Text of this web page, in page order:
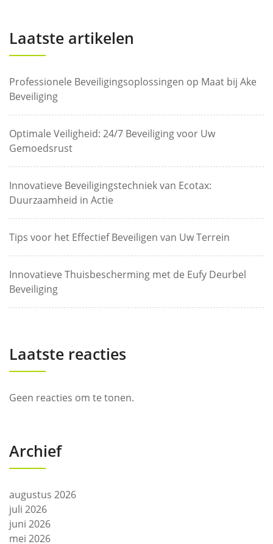
Laatste artikelen
Professionele Beveiligingsoplossingen op Maat bij Ake
Beveiliging
Optimale Veiligheid: 24/7 Beveiliging voor Uw
Gemoedsrust
Innovatieve Beveiligingstechniek van Ecotax:
Duurzaamheid in Actie
Tips voor het Effectief Beveiligen van Uw Terrein
Innovatieve Thuisbescherming met de Eufy Deurbel
Beveiliging
Laatste reacties
Geen reacties om te tonen.
Archief
augustus 2026
juli 2026
juni 2026
mei 2026